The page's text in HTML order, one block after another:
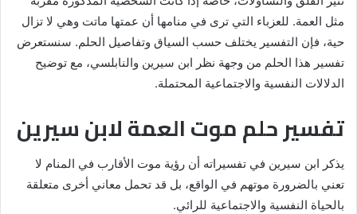
مثل العمة. للعزباء التي ترى في منامها أن عمتها ماتت وهي لا تزال
حية، فإن التفسير يختلف حسب السياق وتفاصيل الحلم. سنستعرض
تفسير هذا الحلم من وجهة نظر ابن سيرين والنابلسي، مع توضيح
الدلالات النفسية والاجتماعية المحتملة.
تفسير حلم موت العمة لابن سيرين
يذكر ابن سيرين في تفسيراته أن رؤية موت الأقارب في المنام لا
تعني بالضرورة موتهم في الواقع، بل قد تحمل معاني أخرى متعلقة
بالحياة النفسية والاجتماعية للرائي.